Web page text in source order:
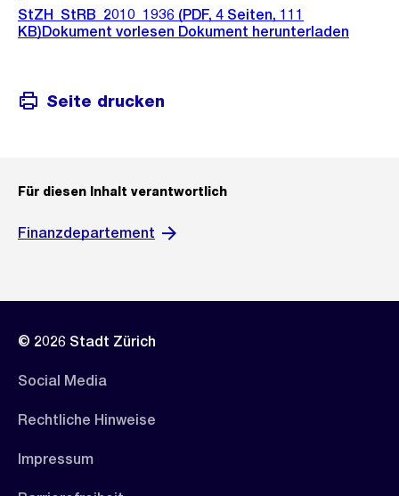
StZH_StRB_2010_1936 (PDF, 4 Seiten, 111
KB)Dokument vorlesen Dokument herunterladen
Seite drucken
Für diesen Inhalt verantwortlich
Finanzdepartement
© 2026 Stadt Zürich
Social Media
Rechtliche Hinweise
Impressum